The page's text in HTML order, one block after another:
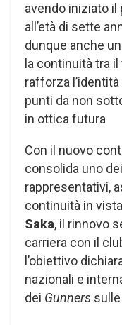
avendo iniziato
all’età di sette
dunque anche
la continuità tra
rafforza
punti da non
in ottica futura
Con il nuovo
consolida uno
rappresentativi,
continuità in
Saka, il rinnovo
carriera con il
l’obiettivo
nazionali e
dei Gunners